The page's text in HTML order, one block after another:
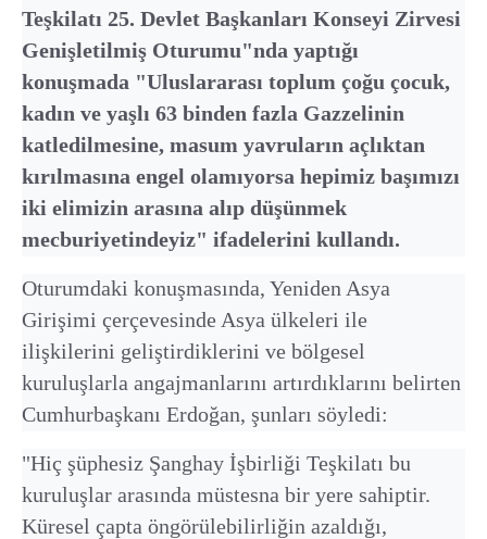
Teşkilatı 25. Devlet Başkanları Konseyi Zirvesi
Genişletilmiş Oturumu"nda yaptığı
konuşmada "Uluslararası toplum çoğu çocuk,
kadın ve yaşlı 63 binden fazla Gazzelinin
katledilmesine, masum yavruların açlıktan
kırılmasına engel olamıyorsa hepimiz başımızı
iki elimizin arasına alıp düşünmek
mecburiyetindeyiz" ifadelerini kullandı.
Oturumdaki konuşmasında, Yeniden Asya
Girişimi çerçevesinde Asya ülkeleri ile
ilişkilerini geliştirdiklerini ve bölgesel
kuruluşlarla angajmanlarını artırdıklarını belirten
Cumhurbaşkanı Erdoğan, şunları söyledi:
"Hiç şüphesiz Şanghay İşbirliği Teşkilatı bu
kuruluşlar arasında müstesna bir yere sahiptir.
Küresel çapta öngörülebilirliğin azaldığı,